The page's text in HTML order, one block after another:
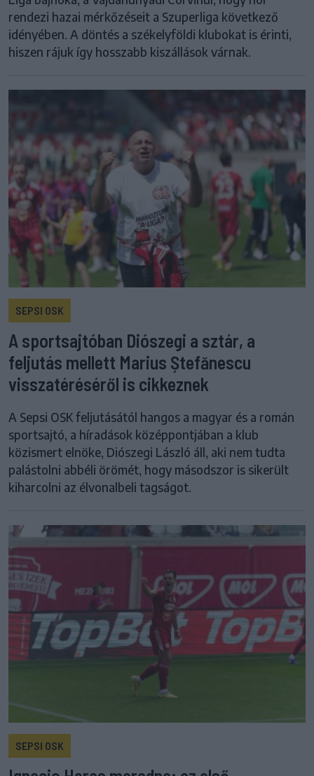
rendezi hazai mérkőzéseit a Szuperliga következő
idényében. A döntés a székelyföldi klubokat is érinti,
hiszen rájuk így hosszabb kiszállások várnak.
SEPSI OSK
A sportsajtóban Diószegi a sztár, a
feljutás mellett Marius Ștefănescu
visszatéréséről is cikkeznek
A Sepsi OSK feljutásától hangos a magyar és a román
sportsajtó, a híradások középpontjában a klub
közismert elnöke, Diószegi László áll, aki nem tudta
palástolni abbéli örömét, hogy másodszor is sikerült
kiharcolni az élvonalbeli tagságot.
SEPSI OSK